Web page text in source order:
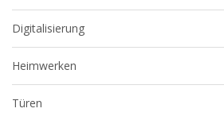
Digitalisierung
Heimwerken
Türen